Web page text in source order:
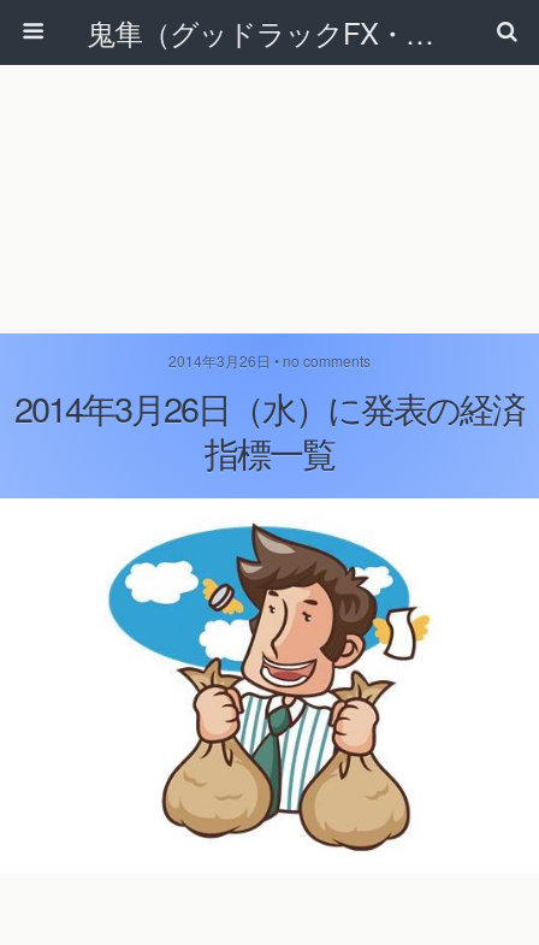
鬼隼（グッドラックFX・改）
2014年3月26日 • no comments
2014年3月26日（水）に発表の経済
指標一覧